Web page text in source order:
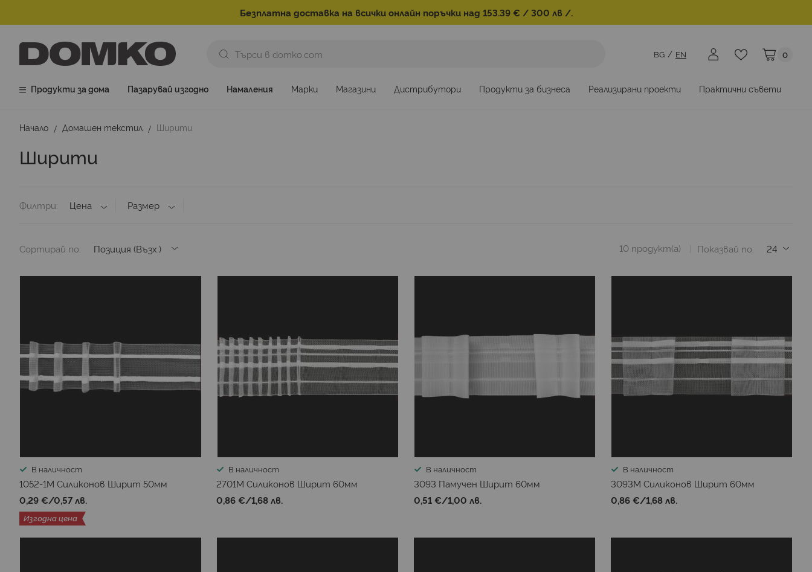
Безплатна доставка на всички онлайн поръчки над 153.39 € / 300 лв /.
Моята
0
BG EN
Продукти за дома Пазарувай изгодно Намаления Марки Магазини Дистрибутори Продукти за бизнеса Реализирани проекти Практични съвети
Начало Домашен текстил Ширити
Ширити
Филтри Цена Размер
Сортирай по Показвай по
10 продукт(а)
В наличност
1052-1М Силиконов Ширит 50мм
0,29 €/0,57 лв.
Изгодна цена
В наличност
2701М Силиконов Ширит 60мм
0,86 €/1,68 лв.
В наличност
3093 Памучен Ширит 60мм
0,51 €/1,00 лв.
В наличност
3093М Силиконов Ширит 60мм
0,86 €/1,68 лв.